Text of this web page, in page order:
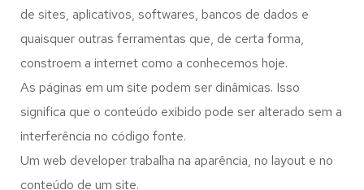
de sites, aplicativos, softwares, bancos de dados e
quaisquer outras ferramentas que, de certa forma,
constroem a internet como a conhecemos hoje.
As páginas em um site podem ser dinâmicas. Isso
significa que o conteúdo exibido pode ser alterado sem a
interferência no código fonte.
Um web developer trabalha na aparência, no layout e no
conteúdo de um site.